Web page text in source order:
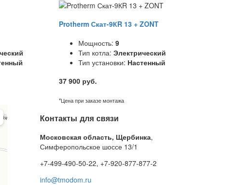
Protherm Скат-9КR 13 + ZONT
Мощность: 9
Тип котла: Электрический
Тип установки: Настенный
37 900 руб.
*Цена при заказе монтажа
Контакты для связи
Московская область, Щербинка,
Симферопольское шоссе 13/1
+7-499-490-50-22, +7-920-877-877-2
info@tmodom.ru